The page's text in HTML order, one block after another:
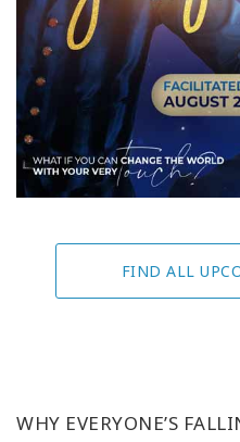
FIND ALL
WHY EVERYONE’S